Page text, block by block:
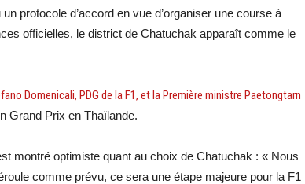
protocole d’accord en vue d’organiser une course à
officielles, le district de Chatuchak apparaît comme le
Domenicali, PDG de la F1, et la Première ministre Paetongtarn
Grand Prix en Thaïlande.
montré optimiste quant au choix de Chatuchak : « Nous
comme prévu, ce sera une étape majeure pour la F1